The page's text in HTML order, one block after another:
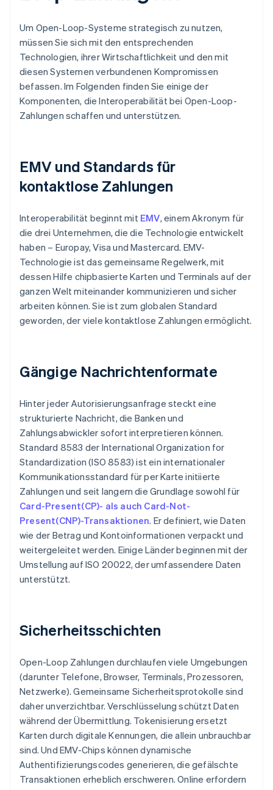
Um Open-Loop-Systeme strategisch zu nutzen,
müssen Sie sich mit den entsprechenden
Technologien, ihrer Wirtschaftlichkeit und den mit
diesen Systemen verbundenen Kompromissen
befassen. Im Folgenden finden Sie einige der
Komponenten, die Interoperabilität bei Open-Loop-
Zahlungen schaffen und unterstützen.
EMV und Standards für
kontaktlose Zahlungen
Interoperabilität beginnt mit EMV, einem Akronym für
die drei Unternehmen, die die Technologie entwickelt
haben – Europay, Visa und Mastercard. EMV-
Technologie ist das gemeinsame Regelwerk, mit
dessen Hilfe chipbasierte Karten und Terminals auf der
ganzen Welt miteinander kommunizieren und sicher
arbeiten können. Sie ist zum globalen Standard
geworden, der viele kontaktlose Zahlungen ermöglicht.
Gängige Nachrichtenformate
Hinter jeder Autorisierungsanfrage steckt eine
strukturierte Nachricht, die Banken und
Zahlungsabwickler sofort interpretieren können.
Standard 8583 der International Organization for
Standardization (ISO 8583) ist ein internationaler
Kommunikationsstandard für per Karte initiierte
Zahlungen und seit langem die Grundlage sowohl für
Card-Present(CP)- als auch Card-Not-
Present(CNP)-Transaktionen. Er definiert, wie Daten
wie der Betrag und Kontoinformationen verpackt und
weitergeleitet werden. Einige Länder beginnen mit der
Umstellung auf ISO 20022, der umfassendere Daten
unterstützt.
Sicherheitsschichten
Open-Loop Zahlungen durchlaufen viele Umgebungen
(darunter Telefone, Browser, Terminals, Prozessoren,
Netzwerke). Gemeinsame Sicherheitsprotokolle sind
daher unverzichtbar. Verschlüsselung schützt Daten
während der Übermittlung. Tokenisierung ersetzt
Karten durch digitale Kennungen, die allein unbrauchbar
sind. Und EMV-Chips können dynamische
Authentifizierungscodes generieren, die gefälschte
Transaktionen erheblich erschweren. Online erfordern